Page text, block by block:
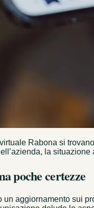
Rabona si
la
poche certezze
aggiornamento sui